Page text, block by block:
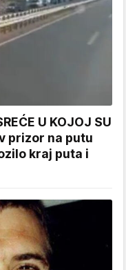
U KOJOJ SU
prizor na putu
kraj puta i